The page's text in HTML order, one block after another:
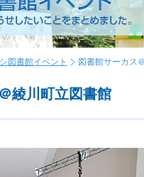
図書館イベント 図書館サーカス
綾川町立図書館